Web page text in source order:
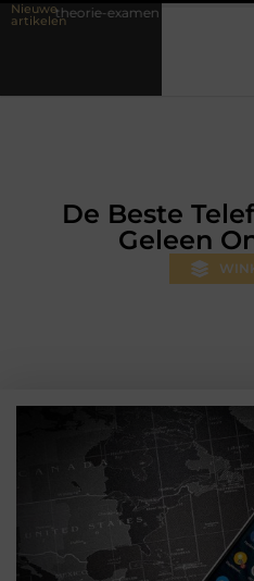
Nieuwe
artikelenFysiotherapie Hilversum:
De Beste
Geleen